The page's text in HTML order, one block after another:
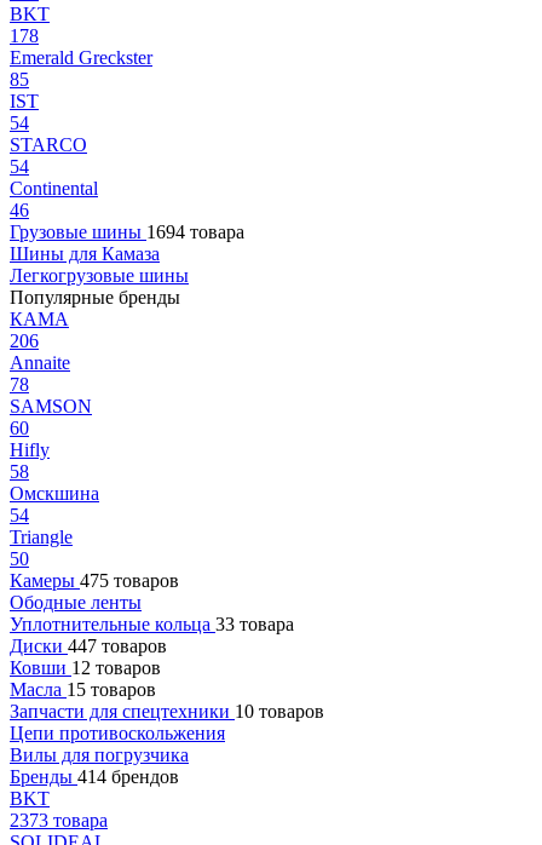
BKT
178
Emerald Greckster
85
IST
54
STARCO
54
Continental
46
Грузовые шины 1694 товара
Шины для Камаза
Легкогрузовые шины
Популярные бренды
КАМА
206
Annaite
78
SAMSON
60
Hifly
58
Омскшина
54
Triangle
50
Камеры 475 товаров
Ободные ленты
Уплотнительные кольца 33 товара
Диски 447 товаров
Ковши 12 товаров
Масла 15 товаров
Запчасти для спецтехники 10 товаров
Цепи противоскольжения
Вилы для погрузчика
Бренды 414 брендов
BKT
2373 товара